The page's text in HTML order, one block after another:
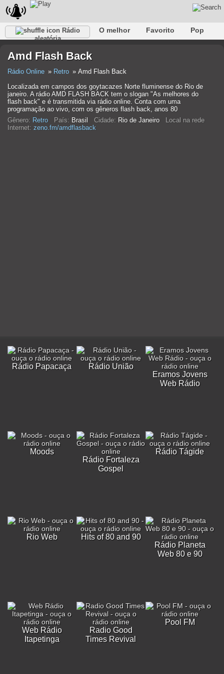
Rádio
aleatória
O melhor Favorito
Pop
Rap
Falk Jazz
Amd Flash Back
Rádio Online Retro
Amd Flash Back
Localizada em campos dos goytacazes Norte fluminense do Rio de
janeiro. A rádio AMD FLASH BACK tem o slogan "As melhores do
flash back" e é transmitida via rádio online. Conta com uma
programação ao vivo, com os gêneros flash back, anos 80
Gênero: Retro País: Brasil Cidade: Rio de Janeiro
Local na rede
Internet: zeno.fm/amdflasback
Rádio Papacaça
Rádio União
Eramos Jovens
Web Rádio
Moods
Rádio Fortaleza
Gospel
Rádio Tágide
Rio Web
Hits of 80 and 90
Rádio Planeta
Web 80 e 90
Web Rádio
Itapetinga
Radio Good
Times Revival
Pool FM